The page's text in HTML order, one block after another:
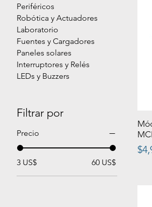
Periféricos
Robótica y Actuadores
Laboratorio
Fuentes y Cargadores
Paneles solares
Interruptores y Relés
LEDs y Buzzers
Filtrar por
Precio
3 US$ 60 US$